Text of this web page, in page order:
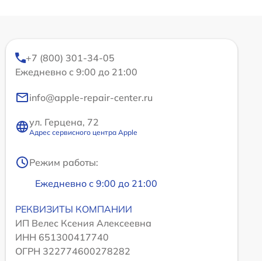
+7 (800) 301-34-05
Ежедневно с 9:00 до 21:00
info@apple-repair-center.ru
ул. Герцена, 72
Адрес сервисного центра Apple
Режим работы:
Ежедневно с 9:00 до 21:00
РЕКВИЗИТЫ КОМПАНИИ
ИП Велес Ксения Алексеевна
ИНН 651300417740
ОГРН 322774600278282